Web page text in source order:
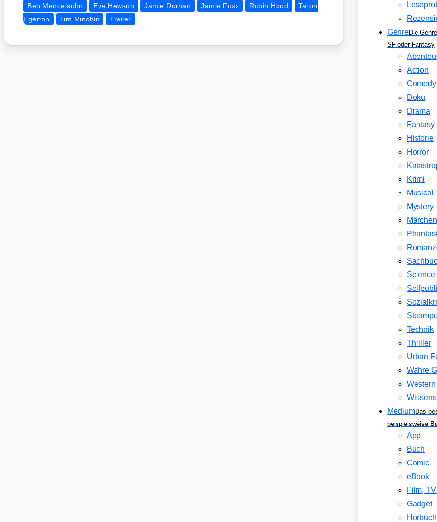
Ben Mendelsohn Eve Hewson Jamie Dornan Jamie Foxx Robin Hood
Taron
Egerton
Tim Minchin Trailer
GenreDie
SF oder Fantasy
Action
Comedy
Doku
Drama
Fantasy
Historie
Horror
Krimi
Musical
Mystery
Märchen
Science
Technik
Thriller
Urban
Wahre
Western
MediumDas
beispielsweise
App
Buch
Comic
eBook
Film,
Gadget
Hörbuch